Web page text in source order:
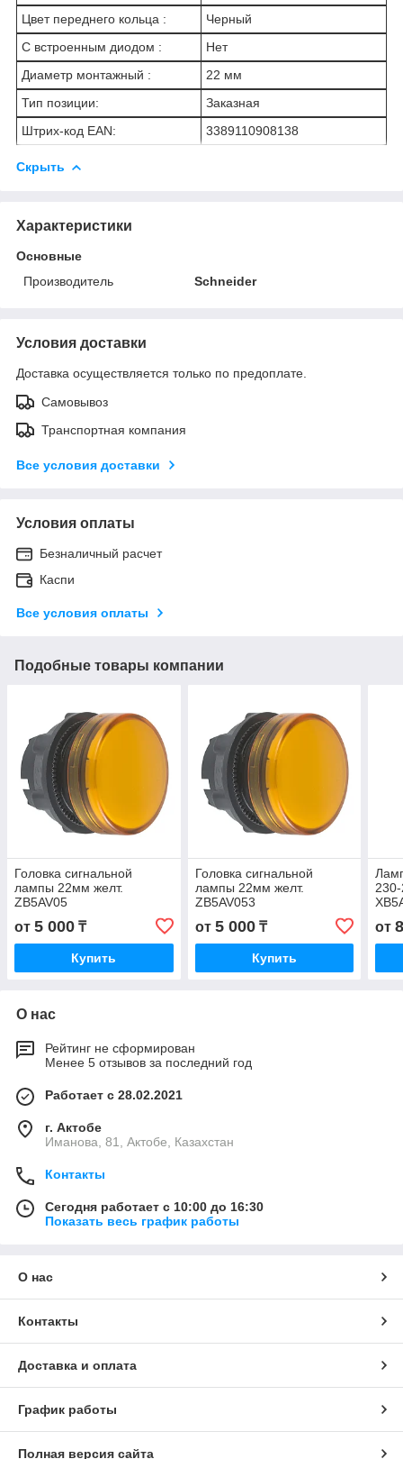
Цвет переднего кольца :
Черный
С встроенным диодом :
Нет
Диаметр монтажный :
22 мм
Тип позиции:
Заказная
Штрих-код EAN:
3389110908138
Скрыть
Характеристики
Основные
Производитель
Schneider
Условия доставки
Доставка осуществляется только по предоплате.
Самовывоз
Транспортная компания
Все условия доставки
Условия оплаты
Безналичный расчет
Каспи
Все условия оплаты
Подобные товары компании
Головка сигнальной
лампы 22мм желт.
ZB5AV05
от 5 000 ₸
Купить
Головка сигнальной
лампы 22мм желт.
ZB5AV053
от 5 000₸
Купить
от
О нас
Рейтинг не сформирован
Менее 5 отзывов за последний год
Работает с 28.02.2021
г. Актобе
Иманова, 81, Актобе, Казахстан
Контакты
Сегодня работает с 10:00 до 16:30
Показать весь график работы
О нас
Контакты
Доставка и оплата
График работы
Полная версия сайта